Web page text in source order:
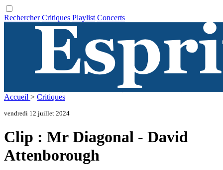
Rechercher Critiques Playlist Concerts
Accueil > Critiques
vendredi 12 juillet 2024
Clip : Mr Diagonal - David
Attenborough